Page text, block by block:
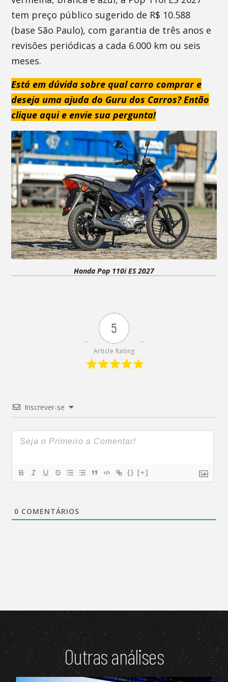
tem preço público sugerido de R$ 10.588
(base São Paulo), com garantia de três anos e
revisões periódicas a cada 6.000 km ou seis
meses.
Está em dúvida sobre qual carro comprar e
deseja uma ajuda do Guru dos Carros? Então
clique aqui e envie sua pergunta!
Honda Pop 110i ES 2027
5
Article Rating
Inscrever-se
{} [+]
0 COMENTÁRIOS
Outras análises